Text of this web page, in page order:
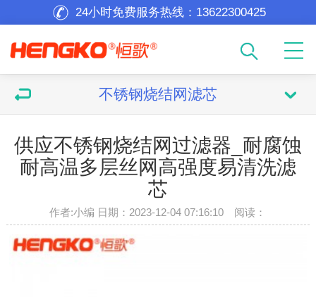
24小时免费服务热线： 13622300425
不锈钢烧结网滤芯
供应不锈钢烧结网过滤器_耐腐蚀
耐高温多层丝网高强度易清洗滤
芯
作者:小编 日期：2023-12-04 07:16:10 阅读：